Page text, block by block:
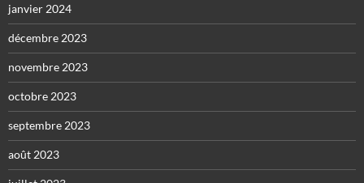
janvier 2024
décembre 2023
novembre 2023
octobre 2023
septembre 2023
août 2023